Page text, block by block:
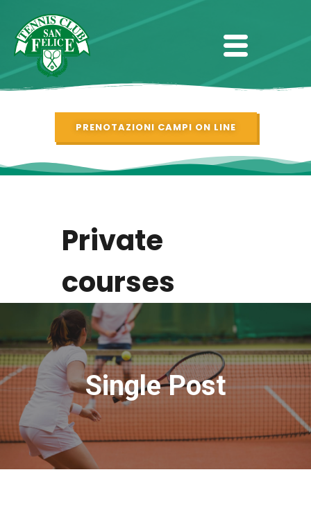
PRENOTAZIONI CAMPI ON LINE
Private
courses
Single Post